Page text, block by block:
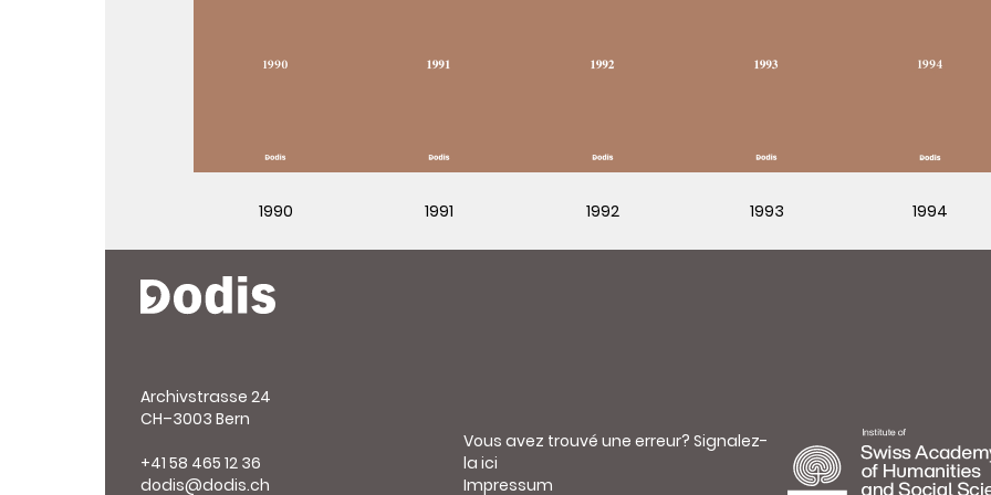
1990 1991 1992 1993 1994
Archivstrasse 24
CH–3003 Bern
+41 58 465 12 36
dodis@dodis.ch
Vous avez trouvé une erreur?Signalez-
la ici
Impressum